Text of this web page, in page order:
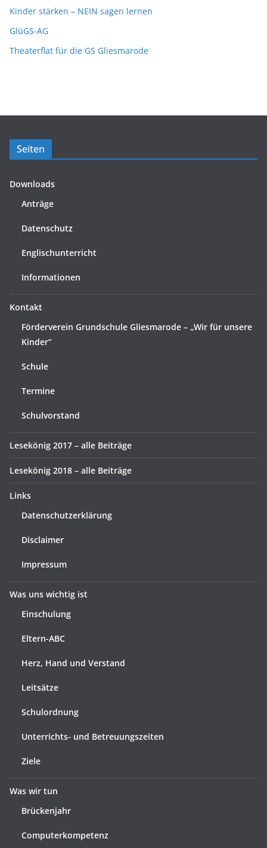
Kinder stärken – NEIN sagen lernen
GlüGS-AG
Theaterflat für die GS Gliesmarode
Seiten
Downloads
Anträge
Datenschutz
Englischunterricht
Informationen
Kontakt
Förderverein Grundschule Gliesmarode – „Wir für unsere
Kinder“
Schule
Termine
Schulvorstand
Lesekönig 2017 – alle Beiträge
Lesekönig 2018 – alle Beiträge
Links
Datenschutzerklärung
Disclaimer
Impressum
Was uns wichtig ist
Einschulung
Eltern-ABC
Herz, Hand und Verstand
Leitsätze
Schulordnung
Unterrichts- und Betreuungszeiten
Ziele
Was wir tun
Brückenjahr
Computerkompetenz